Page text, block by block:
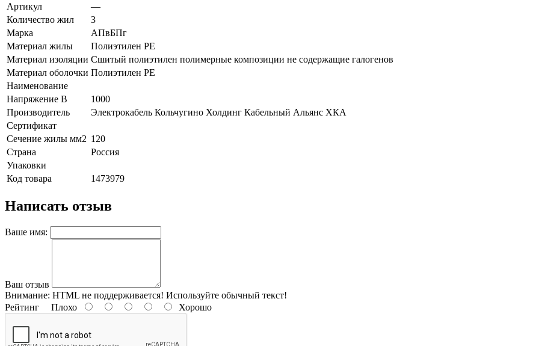
Артикул
—
Количество жил
3
Марка
АПвБПг
Материал жилы
Полиэтилен PE
Материал изоляции Сшитый полиэтилен полимерные композиции не содержащие галогенов
Материал оболочки Полиэтилен PE
Наименование
Напряжение В
1000
Производитель
Электрокабель Кольчугино Холдинг Кабельный Альянс ХКА
Сертификат
Сечение жилы мм2 120
Страна
Россия
Упаковки
Код товара
1473979
Написать отзыв
Ваше имя:
Ваш отзыв
Внимание: HTML не поддерживается! Используйте обычный текст!
Рейтинг Плохо Хорошо